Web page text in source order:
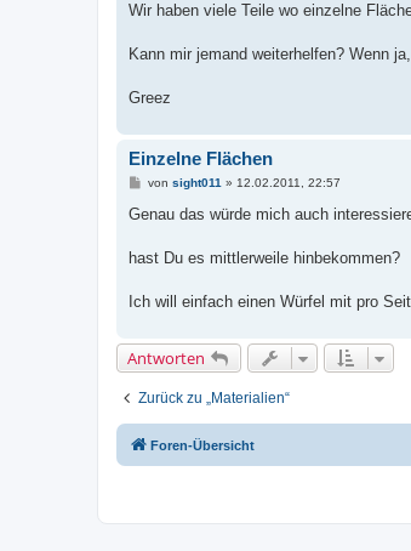
Wir haben viele Teile wo einzelne
Kann mir jemand weiterhelfen? Wenn
Greez
Einzelne Flächen
B
i
a
von sight011 » 12.02.2011, 22:57
Genau das würde mich auch
hast Du es mittlerweile hinbekommen?
Ich will einfach einen Würfel mit pro
Antworten
Zurück zu „Materialien“
Foren-Übersicht